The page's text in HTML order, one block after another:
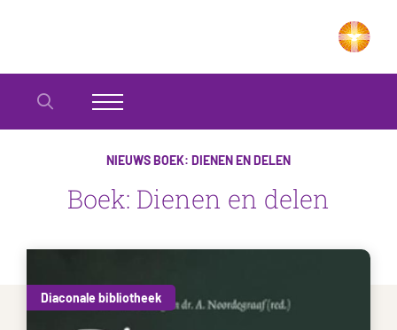
NIEUWSBOEK: DIENEN EN DELEN
Boek: Dienen en delen
Diaconale bibliotheek